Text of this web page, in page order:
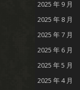
2025 年 9 月
2025 年 8 月
2025 年 7 月
2025 年 6 月
2025 年 5 月
2025 年 4 月